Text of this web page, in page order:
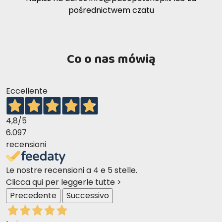
145–175 g
Tak, receptura jestbezzbożowa i zawiera
wyselekcjonowane białka, co czyni ją idealną dla
Przechowywać wchłodnym i suchym miejscu
pośrednictwem czatu
Co o nas mówią
Eccellente
4,8/5
6.097
recensioni
Le nostre recensioni a 4 e 5 stelle.
Clicca qui per leggerle tutte >
Precedente
Successivo